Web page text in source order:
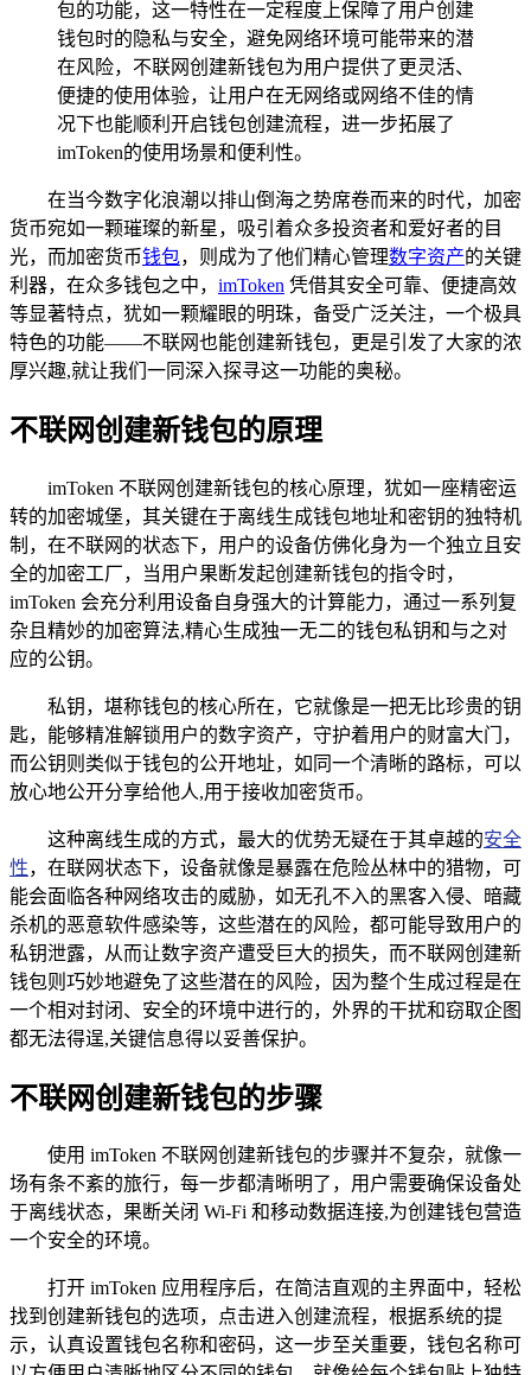
包的功能，这一特性在一定程度上保障了用户创建
钱包时的隐私与安全，避免网络环境可能带来的潜
在风险，不联网创建新钱包为用户提供了更灵活、
便捷的使用体验，让用户在无网络或网络不佳的情
况下也能顺利开启钱包创建流程，进一步拓展了
imToken的使用场景和便利性。
在当今数字化浪潮以排山倒海之势席卷而来的时代，加密
货币宛如一颗璀璨的新星，吸引着众多投资者和爱好者的目
光，而加密货币钱包，则成为了他们精心管理数字资产的关键
利器，在众多钱包之中， imToken 凭借其安全可靠、便捷高效
等显著特点，犹如一颗耀眼的明珠，备受广泛关注，一个极具
特色的功能——不联网也能创建新钱包，更是引发了大家的浓
厚兴趣,就让我们一同深入探寻这一功能的奥秘。
不联网创建新钱包的原理
imToken 不联网创建新钱包的核心原理，犹如一座精密运
转的加密城堡，其关键在于离线生成钱包地址和密钥的独特机
制，在不联网的状态下，用户的设备仿佛化身为一个独立且安
全的加密工厂，当用户果断发起创建新钱包的指令时，
imToken 会充分利用设备自身强大的计算能力，通过一系列复
杂且精妙的加密算法,精心生成独一无二的钱包私钥和与之对
应的公钥。
私钥，堪称钱包的核心所在，它就像是一把无比珍贵的钥
匙，能够精准解锁用户的数字资产，守护着用户的财富大门，
而公钥则类似于钱包的公开地址，如同一个清晰的路标，可以
放心地公开分享给他人,用于接收加密货币。
这种离线生成的方式，最大的优势无疑在于其卓越的安全
性，在联网状态下，设备就像是暴露在危险丛林中的猎物，可
能会面临各种网络攻击的威胁，如无孔不入的黑客入侵、暗藏
杀机的恶意软件感染等，这些潜在的风险，都可能导致用户的
私钥泄露，从而让数字资产遭受巨大的损失，而不联网创建新
钱包则巧妙地避免了这些潜在的风险，因为整个生成过程是在
一个相对封闭、安全的环境中进行的，外界的干扰和窃取企图
都无法得逞,关键信息得以妥善保护。
不联网创建新钱包的步骤
使用 imToken 不联网创建新钱包的步骤并不复杂，就像一
场有条不紊的旅行，每一步都清晰明了，用户需要确保设备处
于离线状态，果断关闭 Wi-Fi 和移动数据连接,为创建钱包营造
一个安全的环境。
打开 imToken 应用程序后，在简洁直观的主界面中，轻松
找到创建新钱包的选项，点击进入创建流程，根据系统的提
示，认真设置钱包名称和密码，这一步至关重要，钱包名称可